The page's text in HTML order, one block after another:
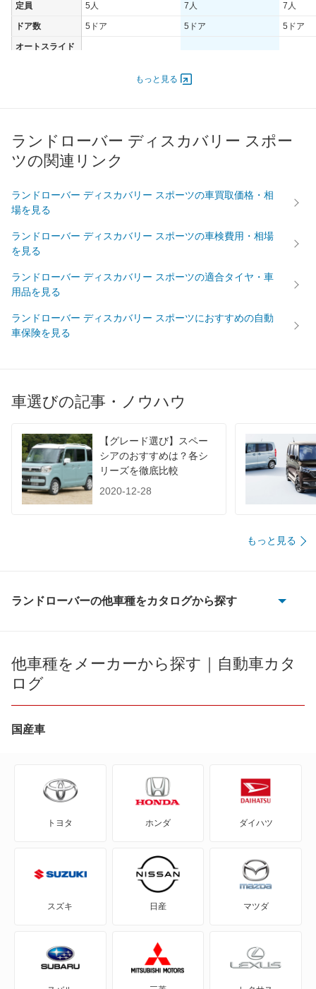
定員 5人 7人 7人
ドア数 5ドア 5ドア 5ドア
オートスライド
過給機 TB TB TB
タイヤ
後輪サイズ - -
燃費
WLTC 9.6km/L 9.6km/L
WLTC/市街地
WLTC/郊外 9.7km/L 9.7km/L
WLTC/高速道路
JC08 - -
1015
もっと見る
ランドローバー ディスカバリー スポー
ツの関連リンク
ランドローバー ディスカバリー スポーツの車買取価格・相
場を見る
ランドローバー ディスカバリー スポーツの車検費用・相場
を見る
ランドローバー ディスカバリー スポーツの適合タイヤ・車
用品を見る
ランドローバー ディスカバリー スポーツにおすすめの自動
車保険を見る
車選びの記事・ノウハウ
【グレード選び】スペー
シアのおすすめは？各シ
リーズを徹底比較
2020-12-28
もっと見る
ランドローバーの他車種をカタログから探す
ディスカバリー3
ディスカバリー4
ディフェンダー
フリーランダー2
レンジローバー
レンジローバーヴォーグ
他車種をメーカーから探す｜自動車カタ
ログ
国産車
トヨタ ホンダ ダイハツ
スズキ 日産 マツダ